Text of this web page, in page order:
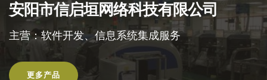
安阳市信启垣网络科技有限公司
主营：软件开发、信息系统集成服务
更多产品